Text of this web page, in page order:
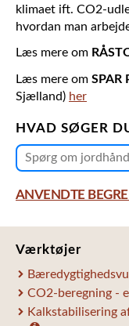
klimaet ift. CO2-
hvordan man
Læs mere om
Læs mere om SPAR
Sjælland) her
HVAD SØGER
ANVENDTE
Værktøjer
CO2-beregning -
Kalkstabilisering